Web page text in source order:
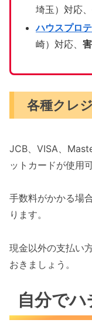
埼玉）対応、
ハウスプロ
崎）対応、
各種クレ
JCB、VISA、
ットカードが使用
手数料がかかる場
ります。
現金以外の支払い
おきましょう。
自分で